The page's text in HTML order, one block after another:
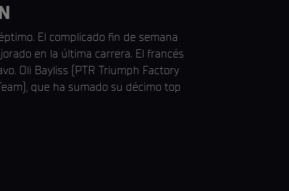
El complicado fin de semana
en la última carrera. El francés
Oli Bayliss (PTR Triumph Factory
que ha sumado su décimo top